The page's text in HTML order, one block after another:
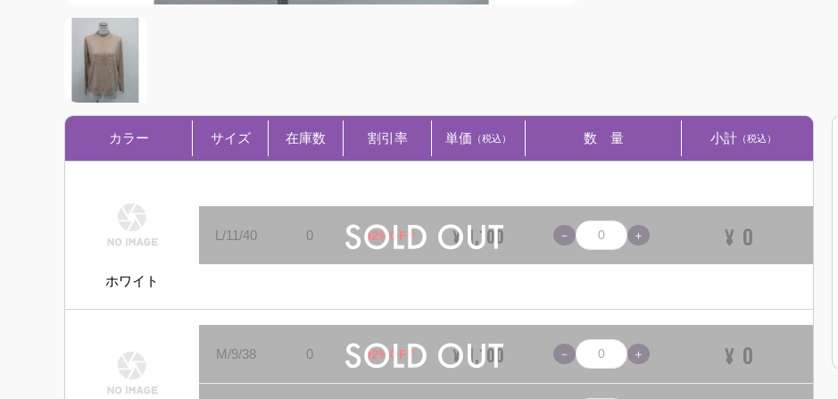
カラー サイズ 在庫数 割引率 単価 （税込） 数 量 小計 （税込）
ホワイト
L/11/40 0 92%OFF ¥ 1,100 ¥ 0
M/9/38 0 92%OFF ¥ 1,100 ¥ 0